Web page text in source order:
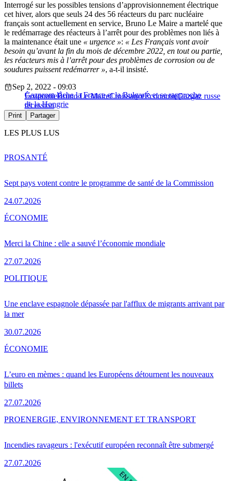
Interrogé sur les possibles tensions d’approvisionnement électrique
cet hiver, alors que seuls 24 des 56 réacteurs du parc nucléaire
français sont actuellement en service, Bruno Le Maire a martelé que
le redémarrage des réacteurs à l’arrêt pour des problèmes non liés à
la maintenance était une « urgence »: « Les Français vont avoir
besoin qu’avant la fin du mois de décembre 2022, en tout ou partie,
les réacteurs mis à l’arrêt pour des problèmes de corrosion ou de
soudures puissent redémarrer », a-t-il insisté.
Gazprom lâche la France et la Bulgarie et se rapproche
de la Hongrie
Sep 2, 2022 - 09:03
ÉconomieBruno Le MaireCroissanceÉconomieGazgaz russe
récession
Print Partager
LES PLUS LUS
Sept pays votent contre le programme de santé de la Commission
24.07.2026
PROSANTÉ
Merci la Chine : elle a sauvé l’économie mondiale
27.07.2026
ÉCONOMIE
Une enclave espagnole dépassée par l'afflux de migrants arrivant par
la mer
30.07.2026
POLITIQUE
L’euro en mèmes : quand les Européens détournent les nouveaux
billets
27.07.2026
ÉCONOMIE
Incendies ravageurs : l'exécutif européen reconnaît être submergé
27.07.2026
PROENERGIE, ENVIRONNEMENT ET TRANSPORT